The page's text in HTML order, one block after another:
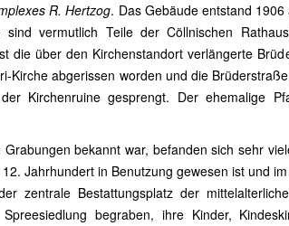
R. Hertzog. Das Gebäude entstand
sind vermutlich Teile der Cöllnischen
die über den Kirchenstandort verlängerte
Kirche abgerissen worden und die
Kirchenruine gesprengt. Der ehemalige
bekannt war, befanden sich sehr
Jahrhundert in Benutzung gewesen ist und
zentrale Bestattungsplatz der
begraben, ihre Kinder,